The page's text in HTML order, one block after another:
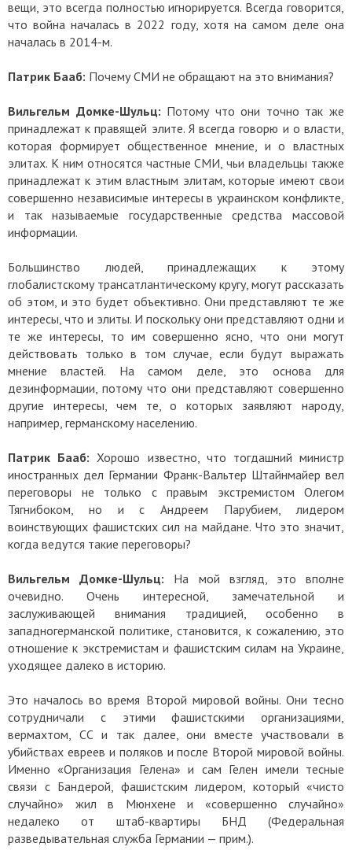
вещи, это всегда полностью игнорируется. Всегда говорится,
что война началась в 2022 году, хотя на самом деле она
началась в 2014-м.
Патрик Бааб: Почему СМИ не обращают на это внимания?
Вильгельм Домке-Шульц: Потому что они точно так же
принадлежат к правящей элите. Я всегда говорю и о власти,
которая формирует общественное мнение, и о властных
элитах. К ним относятся частные СМИ, чьи владельцы также
принадлежат к этим властным элитам, которые имеют свои
совершенно независимые интересы в украинском конфликте,
и так называемые государственные средства массовой
информации.
Большинство людей, принадлежащих к этому
глобалистскому трансатлантическому кругу, могут рассказать
об этом, и это будет объективно. Они представляют те же
интересы, что и элиты. И поскольку они представляют одни и
те же интересы, то им совершенно ясно, что они могут
действовать только в том случае, если будут выражать
мнение властей. На самом деле, это основа для
дезинформации, потому что они представляют совершенно
другие интересы, чем те, о которых заявляют народу,
например, германскому населению.
Патрик Бааб: Хорошо известно, что тогдашний министр
иностранных дел Германии Франк-Вальтер Штайнмайер вел
переговоры не только с правым экстремистом Олегом
Тягнибоком, но и с Андреем Парубием, лидером
воинствующих фашистских сил на майдане. Что это значит,
когда ведутся такие переговоры?
Вильгельм Домке-Шульц: На мой взгляд, это вполне
очевидно. Очень интересной, замечательной и
заслуживающей внимания традицией, особенно в
западногерманской политике, становится, к сожалению, это
отношение к экстремистам и фашистским силам на Украине,
уходящее далеко в историю.
Это началось во время Второй мировой войны. Они тесно
сотрудничали с этими фашистскими организациями,
вермахтом, СС и так далее, они вместе участвовали в
убийствах евреев и поляков и после Второй мировой войны.
Именно «Организация Гелена» и сам Гелен имели тесные
связи с Бандерой, фашистским лидером, который «чисто
случайно» жил в Мюнхене и «совершенно случайно»
недалеко от штаб-квартиры БНД (Федеральная
разведывательная служба Германии — прим.).